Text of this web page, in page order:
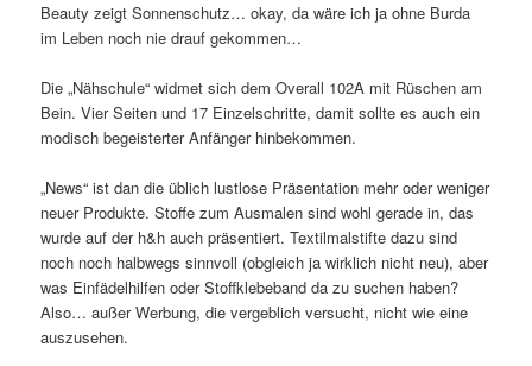
Beauty zeigt Sonnenschutz… okay, da wäre ich ja ohne Burda
im Leben noch nie drauf gekommen…
Die „Nähschule“ widmet sich dem Overall 102A mit Rüschen am
Bein. Vier Seiten und 17 Einzelschritte, damit sollte es auch ein
modisch begeisterter Anfänger hinbekommen.
„News“ ist dan die üblich lustlose Präsentation mehr oder weniger
neuer Produkte. Stoffe zum Ausmalen sind wohl gerade in, das
wurde auf der h&h auch präsentiert. Textilmalstifte dazu sind
noch noch halbwegs sinnvoll (obgleich ja wirklich nicht neu), aber
was Einfädelhilfen oder Stoffklebeband da zu suchen haben?
Also… außer Werbung, die vergeblich versucht, nicht wie eine
auszusehen.